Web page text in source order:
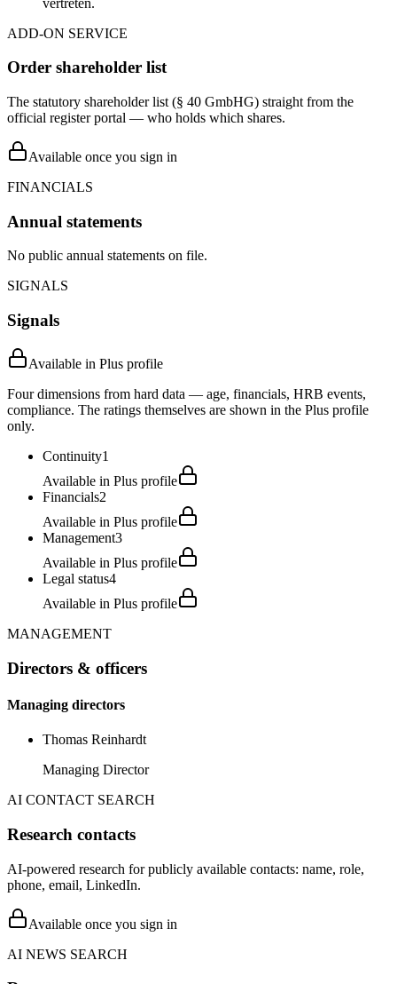
ADD-ON SERVICE
Order shareholder list
The statutory shareholder list (§ 40 GmbHG) straight from the
official register portal — who holds which shares.
Available once you sign in
FINANCIALS
Annual statements
No public annual statements on file.
SIGNALS
Signals
Available in Plus profile
Four dimensions from hard data — age, financials, HRB events,
compliance. The ratings themselves are shown in the Plus profile
only.
Continuity1
Available in Plus profile
Financials2
Available in Plus profile
Management3
Available in Plus profile
Legal status4
Available in Plus profile
MANAGEMENT
Directors & officers
Managing directors
Thomas Reinhardt
Managing Director
AI CONTACT SEARCH
Research contacts
AI-powered research for publicly available contacts: name, role,
phone, email, LinkedIn.
Available once you sign in
AI NEWS SEARCH